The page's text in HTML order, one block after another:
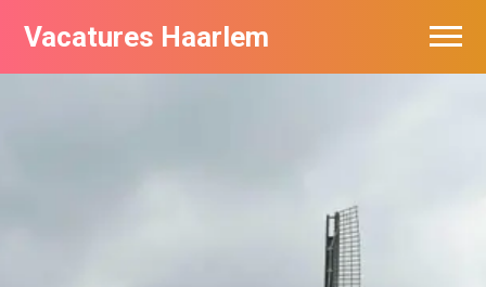
Vacatures Haarlem
Vacatures per bedrijf in Haarlem